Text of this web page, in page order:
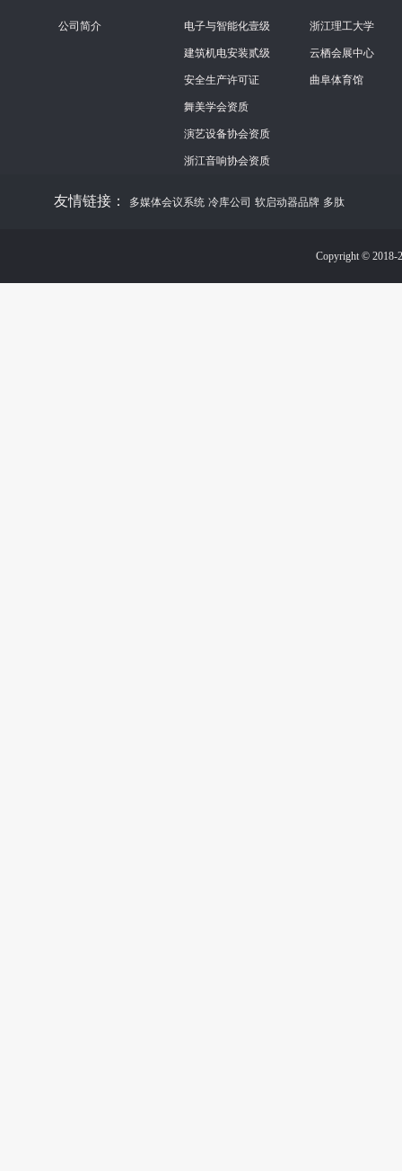
公司简介 电子与智能化壹级
建筑机电安装贰级
安全生产许可证
舞美学会资质
演艺设备协会资质
浙江音响协会资质
浙江理工大学
云栖会展中心
曲阜体育馆
友情链接： 多媒体会议系统 冷库公司 软启动器品牌 多肽
Copyright ©